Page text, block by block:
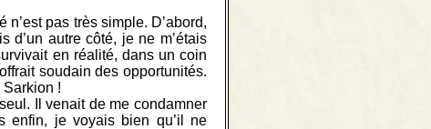
pas très simple. D’abord,
d’un autre côté, je ne m’étais
en réalité, dans un coin
soudain des opportunités.
!
Il venait de me condamner
enfin, je voyais bien qu’il ne